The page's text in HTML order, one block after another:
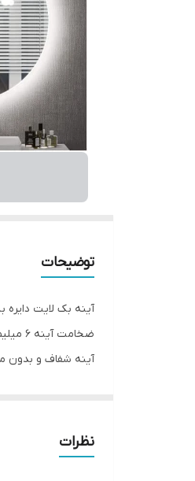
توضیحات
آینه بک لایت دایره به قطر 70 سانتیمتر ( ابعاد 1 تا 2 سانتیمتر به خاطر برش و
ضخامت آینه 6 میلیمتر
آینه شفاف و بدون
لطفا دقت شود در
مدت زمان تحویل تا ۶ روز کاری با توجه به موجودی انبار میباشد.
نظرات